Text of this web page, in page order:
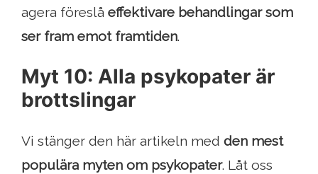
agera föreslå effektivare behandlingar som
ser fram emot framtiden.
Myt 10: Alla psykopater är
brottslingar
Vi stänger den här artikeln med den mest
populära myten om psykopater. Låt oss